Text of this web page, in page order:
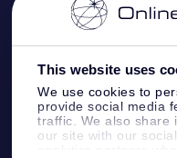
This website uses
We use cookies to
provide social media
traffic. We also share
our site with our
Appli Voler vers
Politique de retour
Constellations